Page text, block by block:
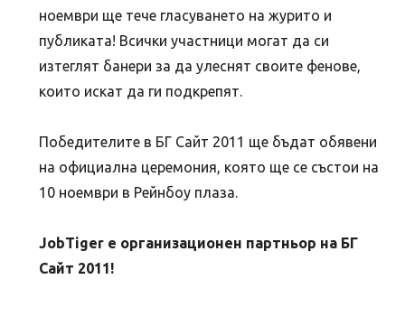
ноември ще тече гласуването на журито и
публиката! Всички участници могат да си
изтеглят банери за да улеснят своите фенове,
които искат да ги подкрепят.
Победителите в БГ Сайт 2011 ще бъдат обявени
на официална церемония, която ще се състои на
10 ноември в Рейнбоу плаза.
JobTiger e организационен партньор на БГ
Сайт 2011!